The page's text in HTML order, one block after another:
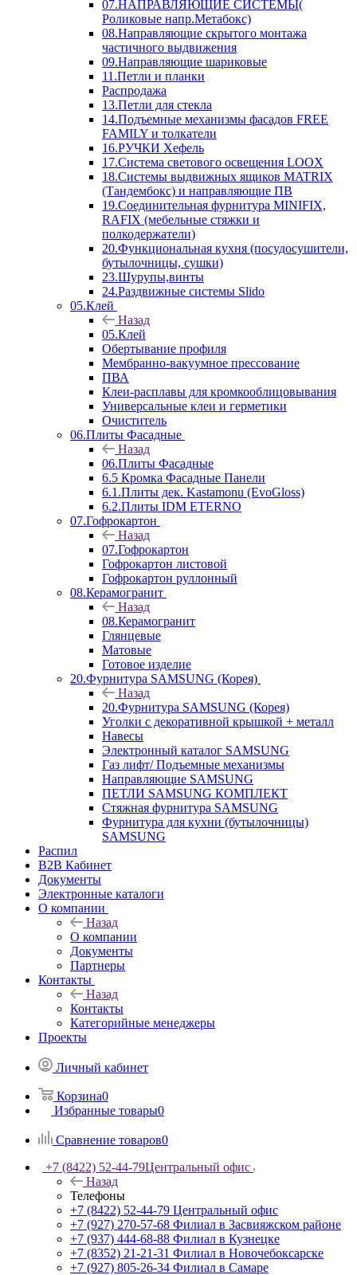
07.НАПРАВЛЯЮЩИЕ СИСТЕМЫ(
Роликовые напр.Метабокс)
08.Направляющие скрытого монтажа
частичного выдвижения
09.Направляющие шариковые
11.Петли и планки
Распродажа
13.Петли для стекла
14.Подъемные механизмы фасадов FREE
FAMILY и толкатели
16.РУЧКИ Хефель
17.Система светового освещения LOOX
18.Системы выдвижных ящиков MATRIX
(Тандембокс) и направляющие ПВ
19.Соединительная фурнитура MINIFIX,
RAFIX (мебельные стяжки и
полкодержатели)
20.Функциональная кухня (посудосушители,
бутылочницы, сушки)
23.Шурупы,винты
24.Раздвижные системы Slido
05.Клей
Назад
05.Клей
Обертывание профиля
Мембранно-вакуумное прессование
ПВА
Клеи-расплавы для кромкооблицовывания
Универсальные клеи и герметики
Очиститель
06.Плиты Фасадные
Назад
06.Плиты Фасадные
6.5 Кромка Фасадные Панели
6.1.Плиты дек. Kastamonu (EvoGloss)
6.2.Плиты IDM ETERNO
07.Гофрокартон
Назад
07.Гофрокартон
Гофрокартон листовой
Гофрокартон руллонный
08.Керамогранит
Назад
08.Керамогранит
Глянцевые
Матовые
Готовое изделие
20.Фурнитура SAMSUNG (Корея)
Назад
20.Фурнитура SAMSUNG (Корея)
Уголки с декоративной крышкой + металл
Навесы
Электронный каталог SAMSUNG
Газ лифт/ Подъемные механизмы
Направляющие SAMSUNG
ПЕТЛИ SAMSUNG КОМПЛЕКТ
Стяжная фурнитура SAMSUNG
Фурнитура для кухни (бутылочницы)
SAMSUNG
Распил
B2B Кабинет
Документы
Электронные каталоги
О компании
Назад
О компании
Документы
Партнеры
Контакты
Назад
Контакты
Категорийные менеджеры
Проекты
Личный кабинет
Корзина0
Избранные товары0
Сравнение товаров0
+7 (8422) 52-44-79Центральный офис
Назад
Телефоны
+7 (8422) 52-44-79 Центральный офис
+7 (927) 270-57-68 Филиал в Засвияжском районе
+7 (937) 444-68-88 Филиал в Кузнецке
+7 (8352) 21-21-31 Филиал в Новочебоксарске
+7 (927) 805-26-34 Филиал в Самаре